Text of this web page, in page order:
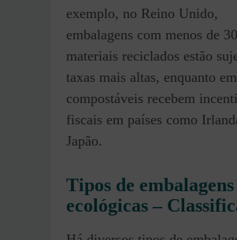
exemplo, no Reino Unido,
embalagens com menos de
materiais reciclados estão
taxas mais altas, enquanto
compostáveis recebem
fiscais em países como
Japão.
Tipos de embalagens
ecológicas –